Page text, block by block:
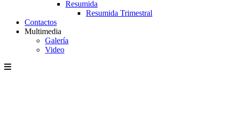
Resumida
Resumida Trimestral
Contactos
Multimedia
Galería
Video